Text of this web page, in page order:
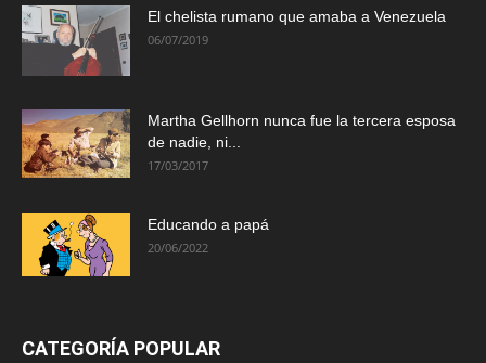
El chelista rumano que amaba a Venezuela
06/07/2019
Martha Gellhorn nunca fue la tercera esposa
de nadie, ni...
17/03/2017
Educando a papá
20/06/2022
CATEGORÍA POPULAR